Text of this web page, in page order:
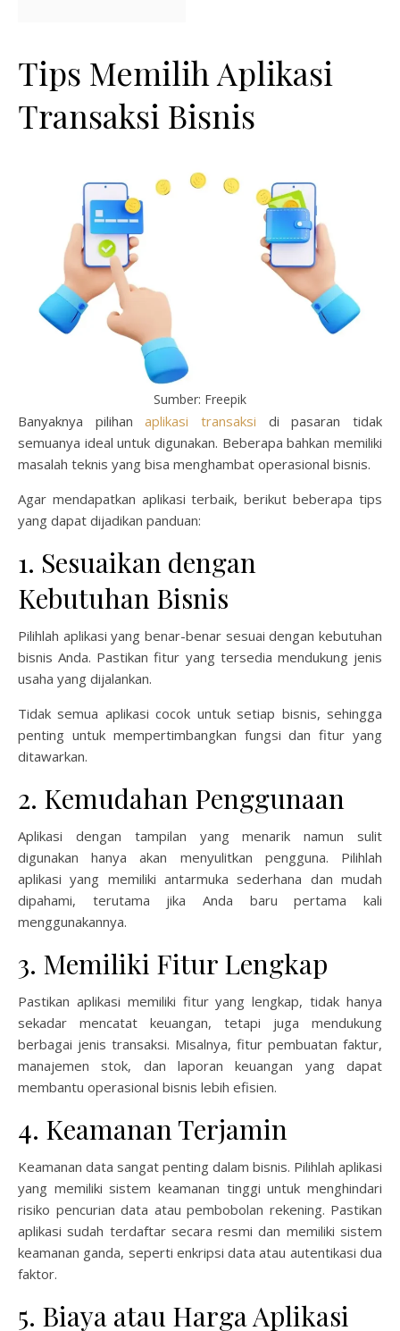
Tips Memilih Aplikasi
Transaksi Bisnis
Sumber: Freepik
Banyaknya pilihanaplikasi transaksi di pasaran tidak
semuanya ideal untuk digunakan. Beberapa bahkan memiliki
masalah teknis yang bisa menghambat operasional bisnis.
Agar mendapatkan aplikasi terbaik, berikut beberapa tips
yang dapat dijadikan panduan:
1. Sesuaikan dengan
Kebutuhan Bisnis
Pilihlah aplikasi yang benar-benar sesuai dengan kebutuhan
bisnis Anda. Pastikan fitur yang tersedia mendukung jenis
usaha yang dijalankan.
Tidak semua aplikasi cocok untuk setiap bisnis, sehingga
penting untuk mempertimbangkan fungsi dan fitur yang
ditawarkan.
2. Kemudahan Penggunaan
Aplikasi dengan tampilan yang menarik namun sulit
digunakan hanya akan menyulitkan pengguna. Pilihlah
aplikasi yang memiliki antarmuka sederhana dan mudah
dipahami, terutama jika Anda baru pertama kali
menggunakannya.
3. Memiliki Fitur Lengkap
Pastikan aplikasi memiliki fitur yang lengkap, tidak hanya
sekadar mencatat keuangan, tetapi juga mendukung
berbagai jenis transaksi. Misalnya, fitur pembuatan faktur,
manajemen stok, dan laporan keuangan yang dapat
membantu operasional bisnis lebih efisien.
4. Keamanan Terjamin
Keamanan data sangat penting dalam bisnis. Pilihlah aplikasi
yang memiliki sistem keamanan tinggi untuk menghindari
risiko pencurian data atau pembobolan rekening. Pastikan
aplikasi sudah terdaftar secara resmi dan memiliki sistem
keamanan ganda, seperti enkripsi data atau autentikasi dua
faktor.
5. Biaya atau Harga Aplikasi